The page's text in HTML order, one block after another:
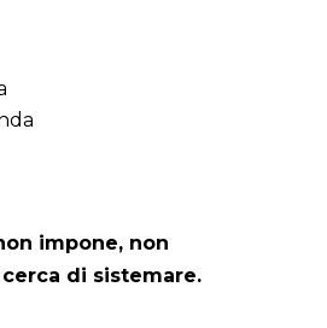
impone, non
di sistemare.